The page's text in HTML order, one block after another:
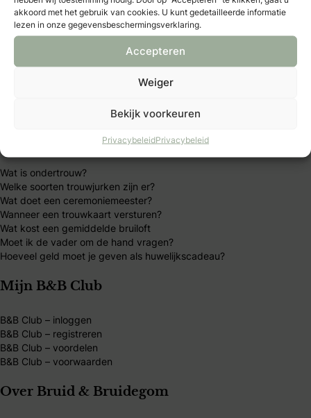
akkoord met het gebruik van cookies. U kunt gedetailleerde informatie
lezen in onze gegevensbeschermingsverklaring.
Accepteren
Weiger
Bekijk voorkeuren
PrivacybeleidPrivacybeleid
B&B Club
Trouwblog
Winacties
Bruid & Bruidegom Magazine kopen
Meest gelezen artikelen
Wat is ondertrouw?
Welke soorten trouwjurken zijn er?
Wat doet een ceremoniemeester?
Wanneer een trouwkaart versturen?
Wat kost een gemiddelde bruiloft
Moet ik de vader om de hand vragen?
Hoeveel geld moet je geven als huwelijkscadeau?
Mijn B&B Club
B&B Club – inloggen
B&B Club – registreren
B&B Club – voordelen
B&B Club – voorwaarden
Over Bruid & Bruidegom